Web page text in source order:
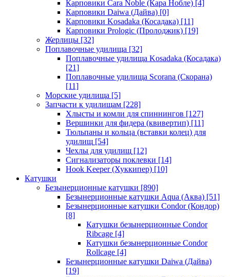
Карповики Cara Noble (Кара Нобле) [4]
Карповики Daiwa (Дайва) [0]
Карповики Kosadaka (Косадака) [11]
Карповики Prologic (Пролоджик) [19]
Жерлицы [32]
Поплавочные удилища [32]
Поплавочные удилища Kosadaka (Косадака)
[21]
Поплавочные удилища Scorana (Скорана)
[11]
Морские удилища [5]
Запчасти к удилищам [228]
Хлысты и комли для спиннингов [127]
Вершинки для фидера (квивертип) [11]
Тюльпаны и кольца (вставки колец) для
удилищ [54]
Чехлы для удилищ [12]
Сигнализаторы поклевки [14]
Hook Keeper (Хуккипер) [10]
Катушки
Безынерционные катушки [890]
Безынерционные катушки Aqua (Аква) [51]
Безынерционные катушки Condor (Кондор)
[8]
Катушки безынерционные Condor
Ribcage [4]
Катушки безынерционные Condor
Rollcage [4]
Безынерционные катушки Daiwa (Дайва)
[19]